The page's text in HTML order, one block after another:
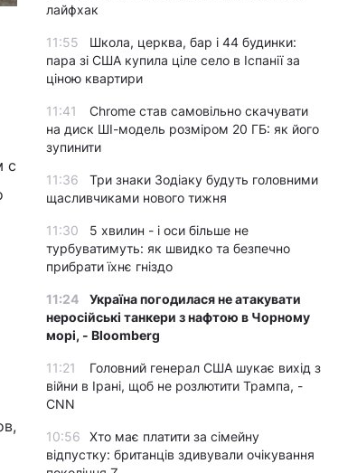
с
лайфхак
11:55
Школа, церква, бар і 44 будинки:
пара зі США купила ціле село в Іспанії за
ціною квартири
11:41
Chrome став самовільно скачувати
на диск ШІ-модель розміром 20 ГБ: як його
зупинити
11:36
Три знаки Зодіаку будуть головними
щасливчиками нового тижня
11:30
5 хвилин - і оси більше не
турбуватимуть: як швидко та безпечно
прибрати їхнє гніздо
11:24
Україна погодилася не атакувати
неросійські танкери з нафтою в Чорному
морі, - Bloomberg
11:21
Головний генерал США шукає вихід з
війни в Ірані, щоб не розлютити Трампа, -
CNN
10:56
Хто має платити за сімейну
відпустку: британців здивували очікування